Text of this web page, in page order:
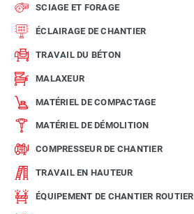
SCIAGE ET FORAGE
ÉCLAIRAGE DE CHANTIER
TRAVAIL DU BÉTON
MALAXEUR
MATÉRIEL DE COMPACTAGE
MATÉRIEL DE DÉMOLITION
COMPRESSEUR DE CHANTIER
TRAVAIL EN HAUTEUR
ÉQUIPEMENT DE CHANTIER ROUTIER